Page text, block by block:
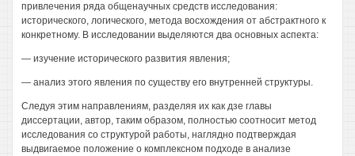
привлечения ряда общенаучных средств исследования:
исторического, логического, метода восхождения от абстрактного к
конкретному. В исследовании выделяются два основных аспекта:
— изучение исторического развития явления;
— анализ этого явления по существу его внутренней структуры.
Следуя этим направлениям, разделяя их как дзе главы
диссертации, автор, таким образом, полностью соотносит метод
исследования со структурой работы, наглядно подтверждая
выдвигаемое положение о комплексном подходе в анализе